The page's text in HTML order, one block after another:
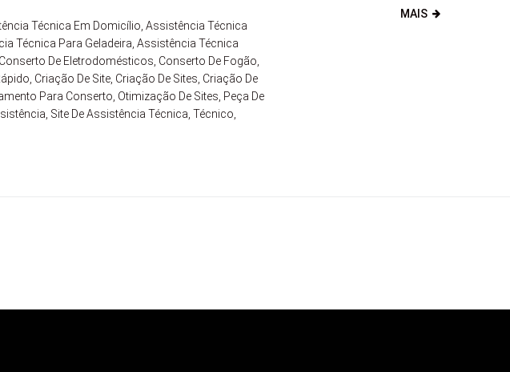
Técnica Em Domicílio Assistência Técnica
Técnica Para Geladeira Assistência Técnica
Conserto De Eletrodomésticos Conserto De Fogão
Criação De Site, Criação De Sites Criação De
Para Conserto Otimização De Sites Peça De
Site De Assistência Técnica Técnico
MAIS